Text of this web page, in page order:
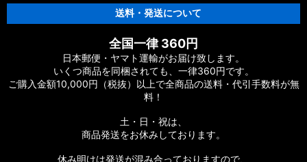
送料・発送について
全国一律 360円
日本郵便・ヤマト運輸がお届け致します。
いくつ商品を同梱されても、一律360円です。
ご購入金額10,000円（税抜）以上で全商品の送料・代引手数料が無
料！
土・日・祝は、
商品発送をお休みしております。
休み明けは発送が混み合っておりますので、